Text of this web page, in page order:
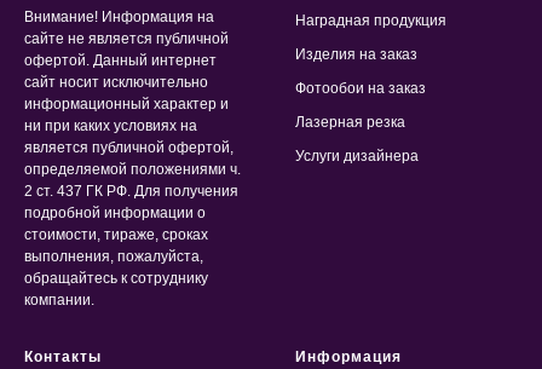
Внимание! Информация на
сайте не является публичной
офертой. Данный интернет
сайт носит исключительно
информационный характер и
ни при каких условиях на
является публичной офертой,
определяемой положениями ч.
2 ст. 437 ГК РФ. Для получения
подробной информации о
стоимости, тираже, сроках
выполнения, пожалуйста,
обращайтесь к сотруднику
компании.
Наградная продукция
Изделия на заказ
Фотообои на заказ
Лазерная резка
Услуги дизайнера
Контакты Информация